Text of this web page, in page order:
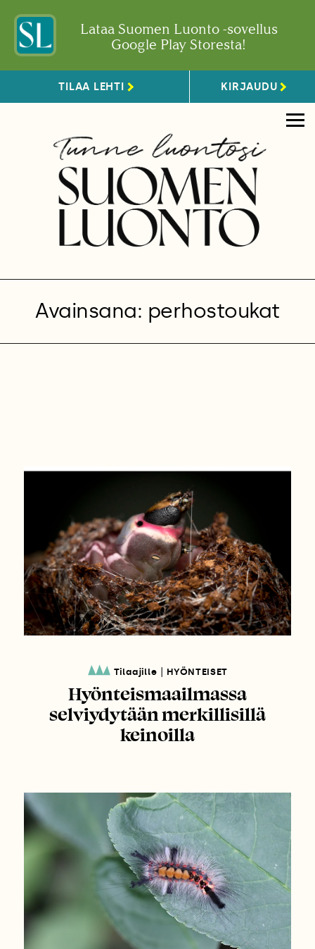
Lataa Suomen Luonto -sovellus
Google Play Storesta!
TILAA LEHTI KIRJAUDU
Avainsana: perhostoukat
Tilaajille HYÖNTEISET
Hyönteismaailmassa
selviydytään merkillisillä
keinoilla